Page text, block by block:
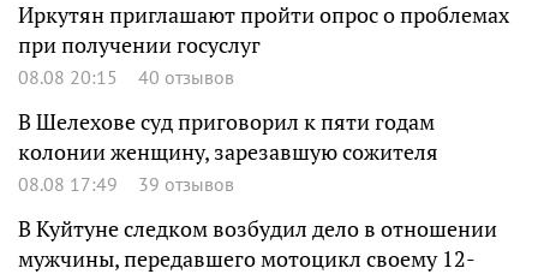
Иркутян приглашают пройти опрос о проблемах
при получении госуслуг
08.08 20:15 40 отзывов
В Шелехове суд приговорил к пяти годам
колонии женщину, зарезавшую сожителя
08.08 17:49 39 отзывов
В Куйтуне следком возбудил дело в отношении
мужчины, передавшего мотоцикл своему 12-